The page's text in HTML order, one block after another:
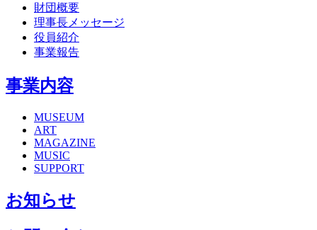
財団概要
理事長メッセージ
役員紹介
事業報告
事業内容
MUSEUM
ART
MAGAZINE
MUSIC
SUPPORT
お知らせ